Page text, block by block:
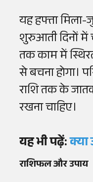
यह हफ्ता मिला-
शुरुआती दिनों में
तक काम में
से बचना होगा।
राशि तक के
रखना चाहिए।
यह भी पढ़ें:क्या
राशिफल और उपाय